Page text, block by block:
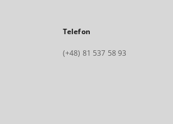
Telefon
(+48) 81 537 58 93